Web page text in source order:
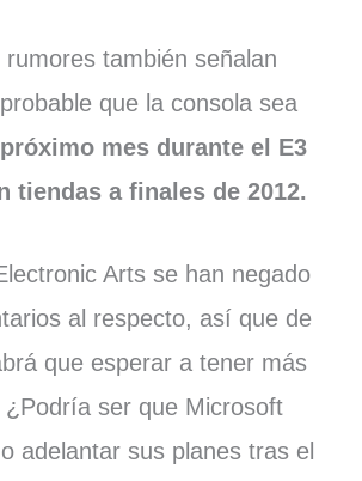
también señalan
que la consola sea
mes durante el E3
tiendas a finales de 2012.
Arts se han negado
al respecto, así que de
que esperar a tener más
¿Podría ser que Microsoft
adelantar sus planes tras el